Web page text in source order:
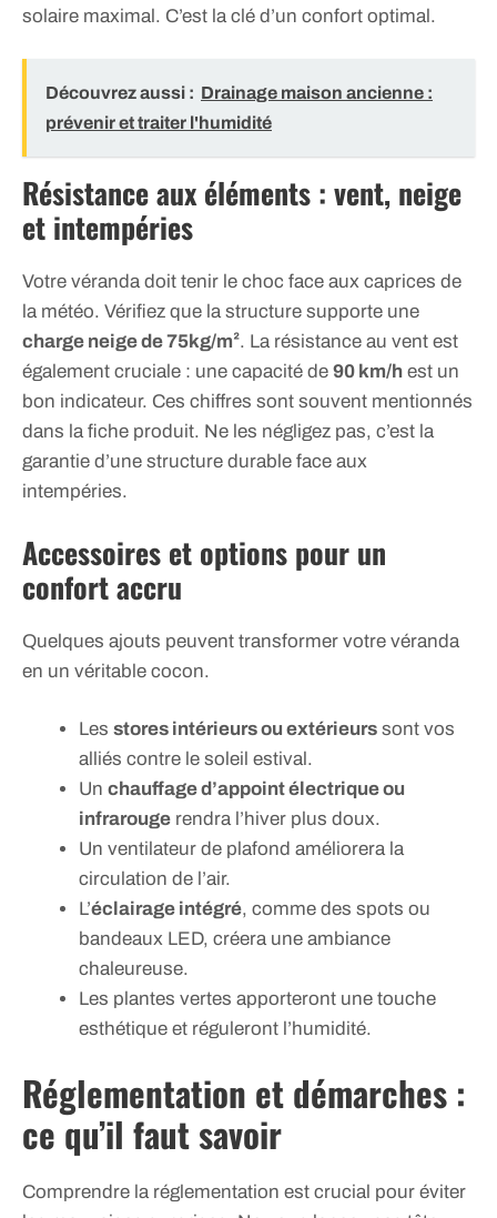
solaire maximal. C’est la clé d’un confort optimal.
Découvrez aussi : Drainage maison ancienne :
prévenir et traiter l'humidité
Résistance aux éléments : vent, neige
et intempéries
Votre véranda doit tenir le choc face aux caprices de
la météo. Vérifiez que la structure supporte une
charge neige de 75kg/m². La résistance au vent est
également cruciale : une capacité de 90 km/h est un
bon indicateur. Ces chiffres sont souvent mentionnés
dans la fiche produit. Ne les négligez pas, c’est la
garantie d’une structure durable face aux
intempéries.
Accessoires et options pour un
confort accru
Quelques ajouts peuvent transformer votre véranda
en un véritable cocon.
Les stores intérieurs ou extérieurs sont vos
alliés contre le soleil estival.
Un chauffage d’appoint électrique ou
infrarouge rendra l’hiver plus doux.
Un ventilateur de plafond améliorera la
circulation de l’air.
L’éclairage intégré, comme des spots ou
bandeaux LED, créera une ambiance
chaleureuse.
Les plantes vertes apporteront une touche
esthétique et réguleront l’humidité.
Réglementation et démarches :
ce qu’il faut savoir
Comprendre la réglementation est crucial pour éviter